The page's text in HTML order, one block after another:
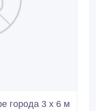
города 3 х 6 м